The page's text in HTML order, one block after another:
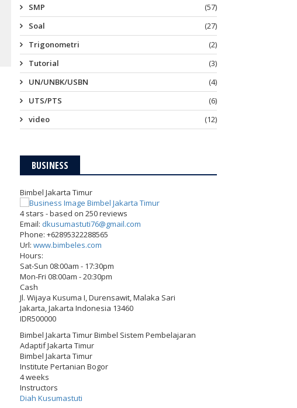
SMP
(57)
Soal
(27)
Trigonometri
(2)
Tutorial
(3)
UN/UNBK/USBN
(4)
UTS/PTS
(6)
video
(12)
BUSINESS
Bimbel Jakarta Timur
4stars - based on250reviews
Email: dkusumastuti76@gmail.com
Phone:+62895322288565
Url:www.bimbeles.com
Hours:
Sat-Sun 08:00am - 17:30pm
Mon-Fri 08:00am - 20:30pm
Cash
Jl. Wijaya Kusuma I, Durensawit, Malaka Sari
Jakarta,Jakarta Indonesia 13460
IDR500000
Bimbel Jakarta Timur Bimbel Sistem Pembelajaran
Adaptif Jakarta Timur
Bimbel Jakarta Timur
Institute Pertanian Bogor
4 weeks
Instructors
Diah Kusumastuti